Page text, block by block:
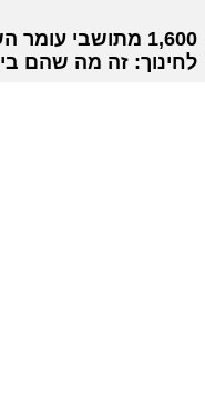
1,600 מתושבי
לחינוך: זה מה שהם